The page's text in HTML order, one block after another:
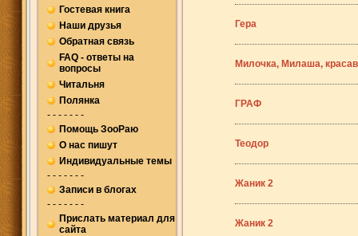
Гостевая книга
Наши друзья
Обратная связь
FAQ - ответы на
вопросы
Читальня
Полянка
- - - - - - -
Помощь ЗооРаю
О нас пишут
Индивидуальные темы
- - - - - - -
Записи в блогах
- - - - - - -
Прислать материал для
сайта
Гера
Милочка, Милаша,
ГРАФ
Теодор
Жаник 2
Жаник 2